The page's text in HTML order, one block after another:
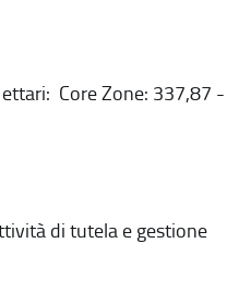
Core Zone: 337,87
di tutela e gestione